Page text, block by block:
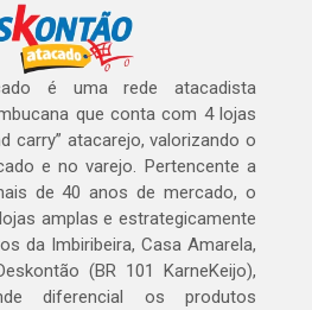
é uma rede atacadista
que conta com 4 lojas
carry” atacarejo, valorizando o
e no varejo. Pertencente a
de 40 anos de mercado, o
amplas e estrategicamente
da Imbiribeira, Casa Amarela,
(BR 101 KarneKeijo),
diferencial os produtos